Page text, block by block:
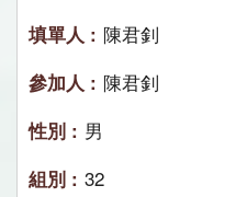
陳君釗
陳君釗
男
32